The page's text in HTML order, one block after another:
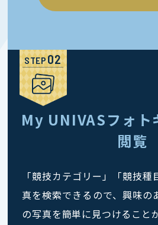
STEP
My UNIVASフォト
閲覧
「競技カテゴリー」「競技
真を検索できるので、興味の
の写真を簡単に見つけること